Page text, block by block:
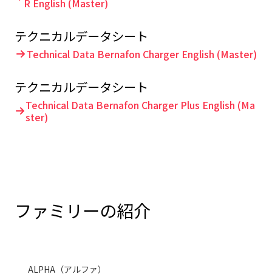
テクニカルデータシート
Technical Data Bernafon Charger English (Master)
テクニカルデータシート
Technical Data Bernafon Charger Plus English (Ma
ster)
ファミリーの紹介
ALPHA（アルファ）